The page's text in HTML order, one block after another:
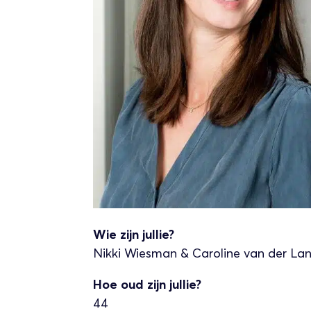
Wie zijn jullie?
Nikki Wiesman & Caroline van der
Hoe oud zijn jullie?
44